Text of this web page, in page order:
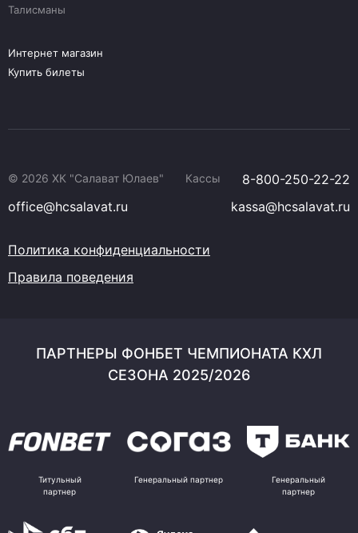
Талисманы
Интернет магазин
Купить билеты
© 2026 ХК "Салават Юлаев" Кассы
8-800-250-22-22
office@hcsalavat.ru
kassa@hcsalavat.ru
Политика конфиденциальности
Правила поведения
ПАРТНЕРЫ ФОНБЕТ ЧЕМПИОНАТА КХЛ
СЕЗОНА 2025/2026
Титульный
партнер
Генеральный партнер
Генеральный
партнер